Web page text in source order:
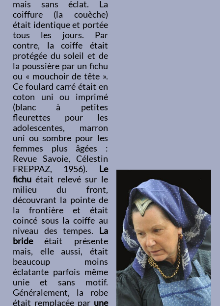
mais sans éclat. La
coiffure (la couèche)
était identique et portée
tous les jours. Par
contre, la coiffe était
protégée du soleil et de
la poussière par un fichu
ou « mouchoir de tête ».
Ce foulard carré était en
coton uni ou imprimé
(blanc à petites
fleurettes pour les
adolescentes, marron
uni ou sombre pour les
femmes plus âgées :
Revue Savoie, Célestin
FREPPAZ, 1956). Le
fichu était relevé sur le
milieu du front,
découvrant la pointe de
la frontière et était
coincé sous la coiffe au
niveau des tempes. La
brideétait présente
mais, elle aussi, était
beaucoup moins
éclatante parfois même
unie et sans motif.
Généralement, la robe
était remplacée par une